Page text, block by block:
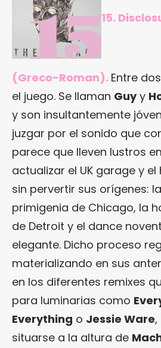
15.
(Greco-Roman). Entre
el juego. Se llaman Guyy
y son insultantemente
juzgar por el sonido que
parece que lleven lustros
actualizar el UK garage y
sin pervertir sus orígenes:
primigenia de Chicago, la
de Detroit y el dance
elegante. Dicho proceso
materializando en sus
en los diferentes remixes
para luminarias como
Everything o Jessie Ware,
situarse a la altura de